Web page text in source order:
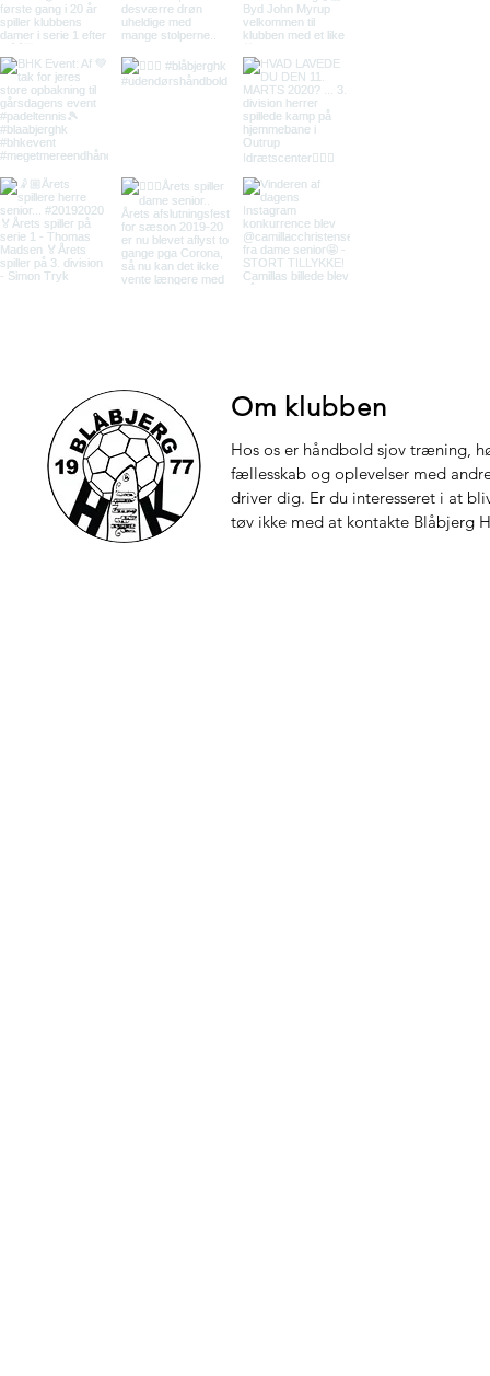
Om klubben
Hos os er håndbold sjov træning,
fællesskab og oplevelser med
driver dig. Er du interesseret i at
tøv ikke med at kontakte Blåbjerg